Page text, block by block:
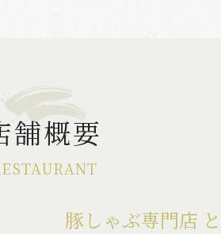
舗概要
豚しゃぶ専門店